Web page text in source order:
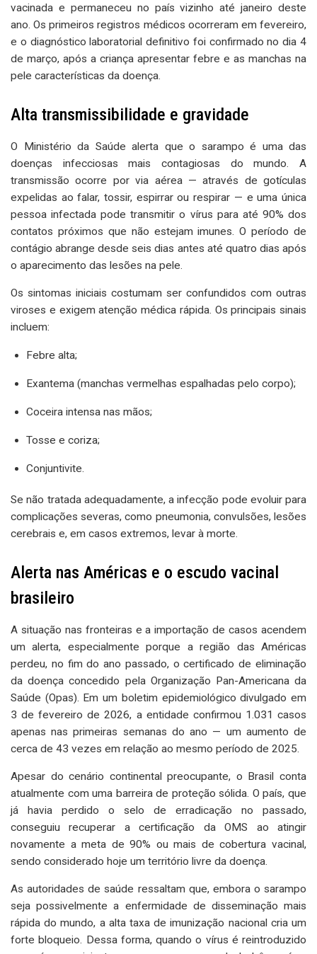
vacinada e permaneceu no país vizinho até janeiro deste
ano. Os primeiros registros médicos ocorreram em fevereiro,
e o diagnóstico laboratorial definitivo foi confirmado no dia 4
de março, após a criança apresentar febre e as manchas na
pele características da doença.
Alta transmissibilidade e gravidade
O Ministério da Saúde alerta que o sarampo é uma das
doenças infecciosas mais contagiosas do mundo. A
transmissão ocorre por via aérea — através de gotículas
expelidas ao falar, tossir, espirrar ou respirar — e uma única
pessoa infectada pode transmitir o vírus para até 90% dos
contatos próximos que não estejam imunes. O período de
contágio abrange desde seis dias antes até quatro dias após
o aparecimento das lesões na pele.
Os sintomas iniciais costumam ser confundidos com outras
viroses e exigem atenção médica rápida. Os principais sinais
incluem:
Febre alta;
Exantema (manchas vermelhas espalhadas pelo corpo);
Coceira intensa nas mãos;
Tosse e coriza;
Conjuntivite.
Se não tratada adequadamente, a infecção pode evoluir para
complicações severas, como pneumonia, convulsões, lesões
cerebrais e, em casos extremos, levar à morte.
Alerta nas Américas e o escudo vacinal
brasileiro
A situação nas fronteiras e a importação de casos acendem
um alerta, especialmente porque a região das Américas
perdeu, no fim do ano passado, o certificado de eliminação
da doença concedido pela Organização Pan-Americana da
Saúde (Opas). Em um boletim epidemiológico divulgado em
3 de fevereiro de 2026, a entidade confirmou 1.031 casos
apenas nas primeiras semanas do ano — um aumento de
cerca de 43 vezes em relação ao mesmo período de 2025.
Apesar do cenário continental preocupante, o Brasil conta
atualmente com uma barreira de proteção sólida. O país, que
já havia perdido o selo de erradicação no passado,
conseguiu recuperar a certificação da OMS ao atingir
novamente a meta de 90% ou mais de cobertura vacinal,
sendo considerado hoje um território livre da doença.
As autoridades de saúde ressaltam que, embora o sarampo
seja possivelmente a enfermidade de disseminação mais
rápida do mundo, a alta taxa de imunização nacional cria um
forte bloqueio. Dessa forma, quando o vírus é reintroduzido